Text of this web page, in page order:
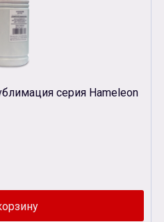
серия Hameleon